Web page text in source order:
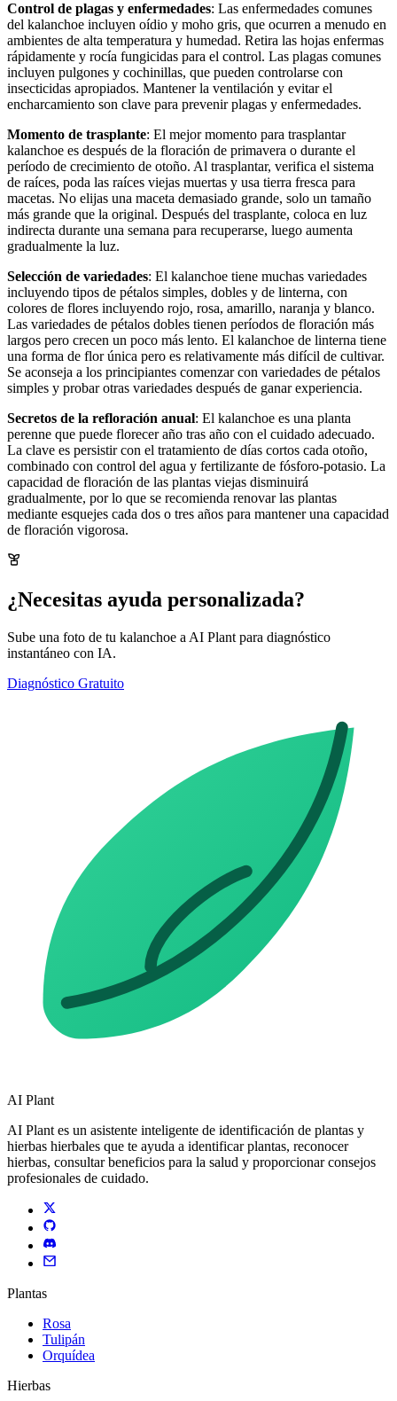
Control de plagas y enfermedades: Las enfermedades comunes
del kalanchoe incluyen oídio y moho gris, que ocurren a menudo en
ambientes de alta temperatura y humedad. Retira las hojas enfermas
rápidamente y rocía fungicidas para el control. Las plagas comunes
incluyen pulgones y cochinillas, que pueden controlarse con
insecticidas apropiados. Mantener la ventilación y evitar el
encharcamiento son clave para prevenir plagas y enfermedades.
Momento de trasplante: El mejor momento para trasplantar
kalanchoe es después de la floración de primavera o durante el
período de crecimiento de otoño. Al trasplantar, verifica el sistema
de raíces, poda las raíces viejas muertas y usa tierra fresca para
macetas. No elijas una maceta demasiado grande, solo un tamaño
más grande que la original. Después del trasplante, coloca en luz
indirecta durante una semana para recuperarse, luego aumenta
gradualmente la luz.
Selección de variedades: El kalanchoe tiene muchas variedades
incluyendo tipos de pétalos simples, dobles y de linterna, con
colores de flores incluyendo rojo, rosa, amarillo, naranja y blanco.
Las variedades de pétalos dobles tienen períodos de floración más
largos pero crecen un poco más lento. El kalanchoe de linterna tiene
una forma de flor única pero es relativamente más difícil de cultivar.
Se aconseja a los principiantes comenzar con variedades de pétalos
simples y probar otras variedades después de ganar experiencia.
Secretos de la refloración anual: El kalanchoe es una planta
perenne que puede florecer año tras año con el cuidado adecuado.
La clave es persistir con el tratamiento de días cortos cada otoño,
combinado con control del agua y fertilizante de fósforo-potasio. La
capacidad de floración de las plantas viejas disminuirá
gradualmente, por lo que se recomienda renovar las plantas
mediante esquejes cada dos o tres años para mantener una capacidad
de floración vigorosa.
¿Necesitas ayuda personalizada?
Sube una foto de tu kalanchoe a AI Plant para diagnóstico
instantáneo con IA.
Diagnóstico Gratuito
AI Plant
AI Plant es un asistente inteligente de identificación de plantas y
hierbas hierbales que te ayuda a identificar plantas, reconocer
hierbas, consultar beneficios para la salud y proporcionar consejos
profesionales de cuidado.
Plantas
Rosa
Tulipán
Orquídea
Hierbas